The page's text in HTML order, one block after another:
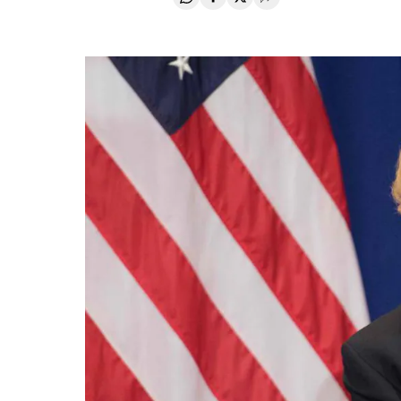
Compartir en Whatsapp
Compartir en Facebook
Compartir en Twitter
Desplegar Redes